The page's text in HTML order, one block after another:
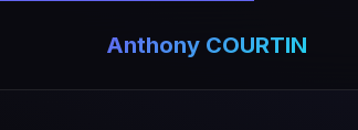
Anthony COURTIN